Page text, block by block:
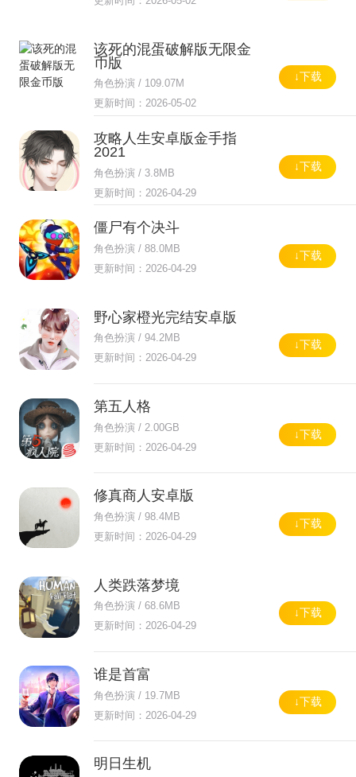
该死的混蛋破解版无限金
币版
角色扮演 / 109.07M
更新时间：2026-05-02
↓下载
攻略人生安卓版金手指
2021
角色扮演 / 3.8MB
更新时间：2026-04-29
↓下载
僵尸有个决斗
角色扮演 / 88.0MB
更新时间：2026-04-29
↓下载
野心家橙光完结安卓版
角色扮演 / 94.2MB
更新时间：2026-04-29
↓下载
第五人格
角色扮演 / 2.00GB
更新时间：2026-04-29
↓下载
修真商人安卓版
角色扮演 / 98.4MB
更新时间：2026-04-29
↓下载
人类跌落梦境
角色扮演 / 68.6MB
更新时间：2026-04-29
↓下载
谁是首富
角色扮演 / 19.7MB
更新时间：2026-04-29
↓下载
明日生机